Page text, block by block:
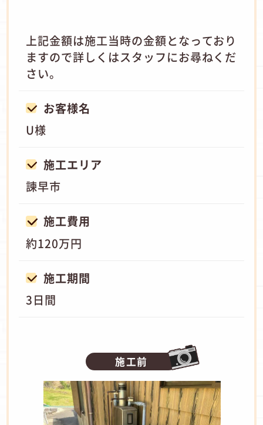
上記金額は施工当時の金額となっており
ますので詳しくはスタッフにお尋ねくだ
さい。
お客様名
U様
施工エリア
諫早市
施工費用
約120万円
施工期間
3日間
施工前